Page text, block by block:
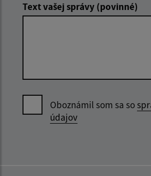
Text vašej správy (povinné)
Oboznámil som sa so
údajov